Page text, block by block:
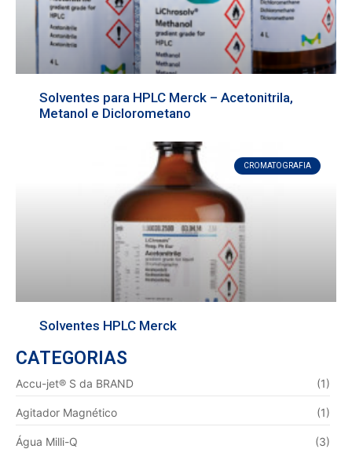
Solventes para HPLC Merck – Acetonitrila,
Metanol e Diclorometano
CROMATOGRAFIA
Solventes HPLC Merck
CATEGORIAS
Accu-jet® S da BRAND (1)
Agitador Magnético (1)
Água Milli-Q (3)